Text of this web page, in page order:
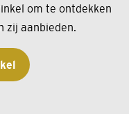
om te ontdekken
zij aanbieden.